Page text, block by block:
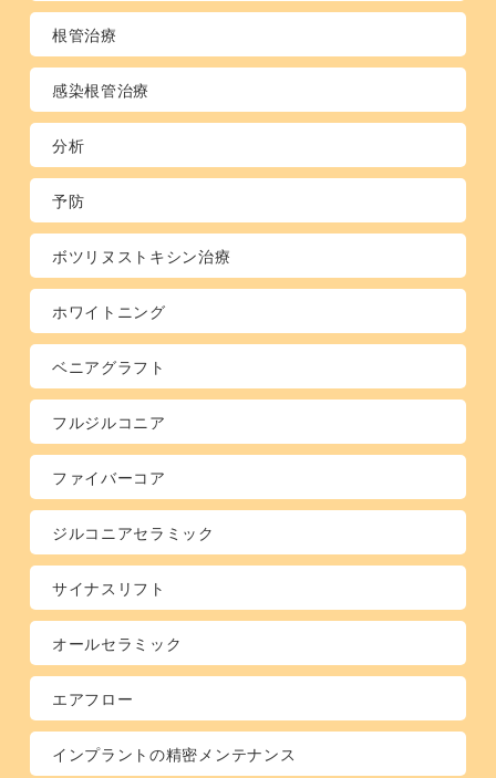
根管治療
感染根管治療
分析
予防
ボツリヌストキシン治療
ホワイトニング
ベニアグラフト
フルジルコニア
ファイバーコア
ジルコニアセラミック
サイナスリフト
オールセラミック
エアフロー
インプラントの精密メンテナンス